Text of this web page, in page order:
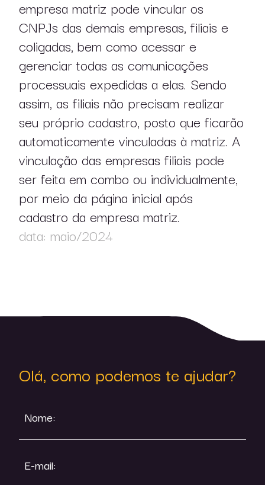
empresa matriz pode vincular os
CNPJs das demais empresas, filiais e
coligadas, bem como acessar e
gerenciar todas as comunicações
processuais expedidas a elas. Sendo
assim, as filiais não precisam realizar
seu próprio cadastro, posto que ficarão
automaticamente vinculadas à matriz. A
vinculação das empresas filiais pode
ser feita em combo ou individualmente,
por meio da página inicial após
cadastro da empresa matriz.
data: maio/2024
Olá, como podemos te ajudar?
Nome:
E-mail: